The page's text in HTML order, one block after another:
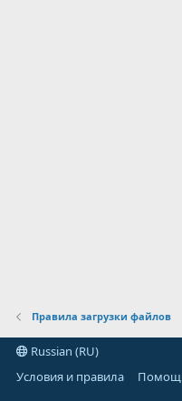
Правила загрузки файлов
Russian (RU)
Условия и правила